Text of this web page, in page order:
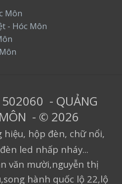
Môn
- Hóc Môn
- QUẢNG
- © 2026
hiệu, hộp đèn, chữ nổi,
led nhấp nháy...
văn mười,nguyễn thị
hành quốc lộ 22,lộ